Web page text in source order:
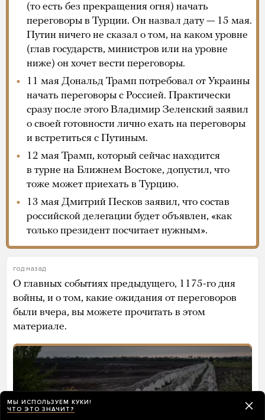
(то есть без прекращения огня) начать
переговоры в Турции. Он назвал дату — 15 мая.
Путин ничего не сказал о том, на каком уровне
(глав государств, министров или на уровне
ниже) он хочет вести переговоры.
11 мая Дональд Трамп потребовал от Украины
начать переговоры с Россией. Практически
сразу после этого Владимир Зеленский заявил
о своей готовности лично ехать на переговоры
и встретиться с Путиным.
12 мая Трамп, который сейчас находится
в турне на Ближнем Востоке, допустил, что
тоже может приехать в Турцию.
13 мая Дмитрий Песков заявил, что состав
российской делегации будет объявлен, «как
только президент посчитает нужным».
год назад
О главных событиях предыдущего, 1175-го дня
войны, и о том, какие ожидания от переговоров
были вчера, вы можете прочитать в этом
материале.
МЫ ИСПОЛЬЗУЕМ КУКИ!
ЧТО ЭТО ЗНАЧИТ?